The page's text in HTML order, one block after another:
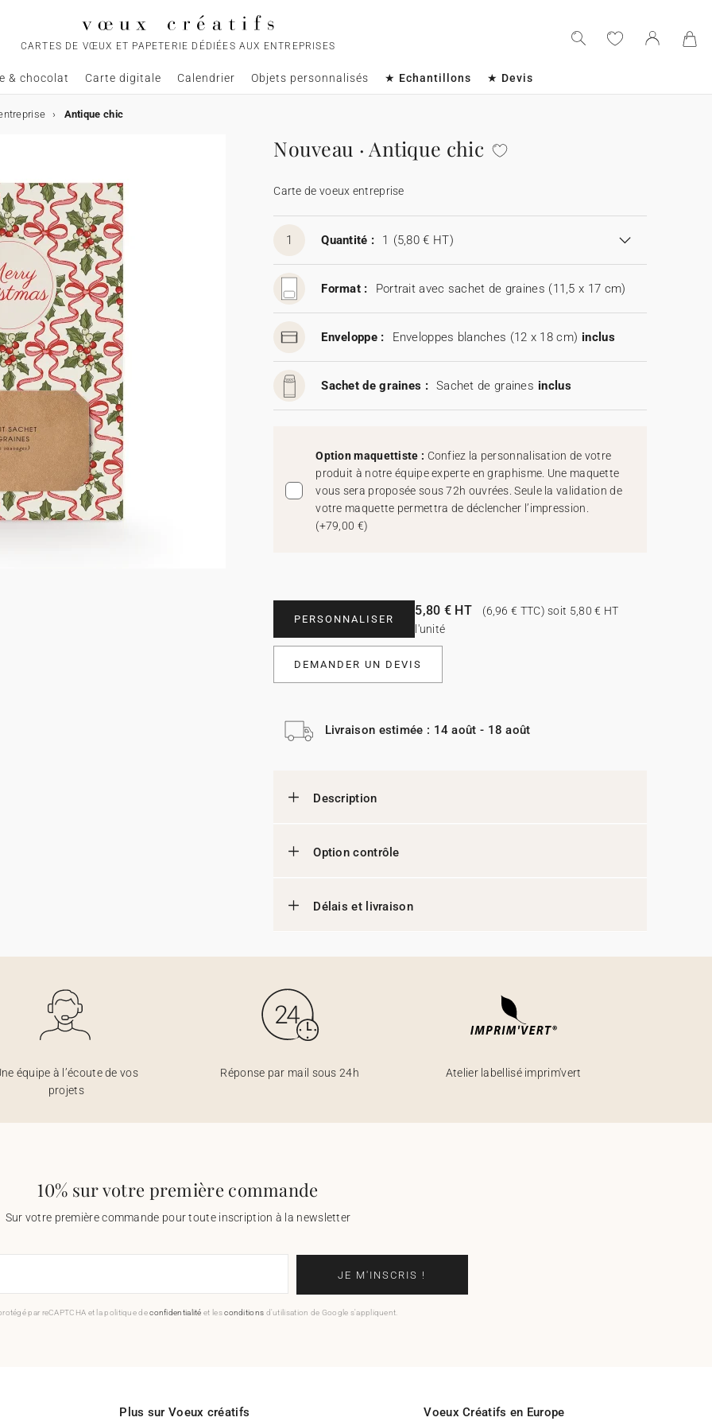
CARTES DE VŒUX ET PAPETERIE DÉDIÉES AUX ENTREPRISES
& chocolat Carte digitale Calendrier Objets personnalisés ★ Echantillons ★ Devis
Antique chic
Nouveau · Antique chic
Carte de voeux entreprise
1 Quantité : 1 (5,80 € HT)
Format : Portrait avec sachet de graines (11,5 x 17 cm)
Enveloppe : Enveloppes blanches (12 x 18 cm) inclus
Sachet de graines : Sachet de graines inclus
Option maquettiste : Confiez la personnalisation de votre
produit à notre équipe experte en graphisme. Une maquette
vous sera proposée sous 72h ouvrées. Seule la validation de
votre maquette permettra de déclencher l’impression.
(+79,00 €)
PERSONNALISER
5,80 € HT
(6,96 € TTC) soit 5,80 € HT
l'unité
DEMANDER UN DEVIS
Livraison estimée : 14 août - 18 août
Description
Option contrôle
Délais et livraison
équipe à l’écoute de vos
projets
Réponse par mail sous 24h Atelier labellisé imprim'vert
10% sur votre première commande
Sur votre première commande pour toute inscription à la newsletter
JE M'INSCRIS !
par reCAPTCHA et la politique deconfidentialité et lesconditions d'utilisation de Google s'appliquent.
Plus sur Voeux créatifs Voeux Créatifs en Europe